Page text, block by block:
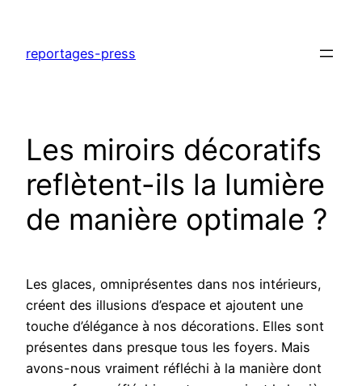
contenu
reportages-press
Les miroirs décoratifs
reflètent-ils la lumière
de manière optimale ?
Les glaces, omniprésentes dans nos intérieurs,
créent des illusions d’espace et ajoutent une
touche d’élégance à nos décorations. Elles sont
présentes dans presque tous les foyers. Mais
avons-nous vraiment réfléchi à la manière dont